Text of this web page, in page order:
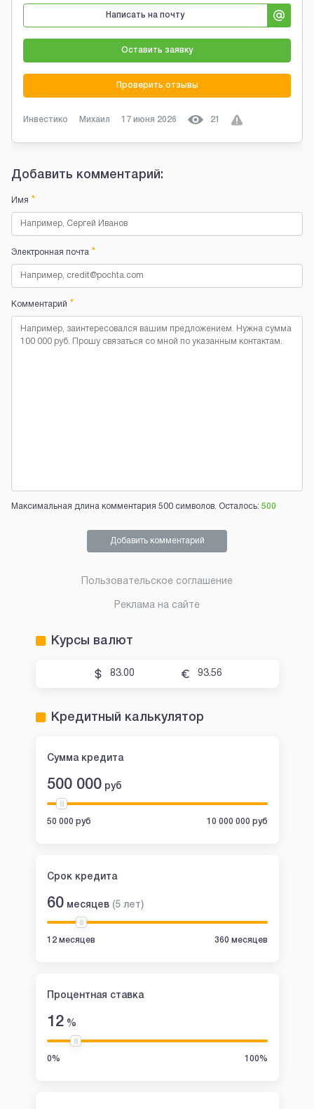
Написать на почту
Оставить заявку
Проверить отзывы
Инвестико Михаил 17 июня 2026 21
Добавить комментарий:
Имя *
Электронная почта *
Комментарий *
Максимальная длина комментария 500 символов. Осталось: 500
Добавить комментарий
Пользовательское соглашение
Реклама на сайте
Курсы валют
83.00 93.56
Кредитный калькулятор
Сумма кредита
500 000 руб
50 000 руб 10 000 000 руб
Срок кредита
60 месяцев (5 лет)
12 месяцев 360 месяцев
Процентная ставка
12%
0% 100%